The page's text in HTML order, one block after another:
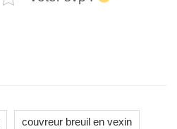
couvreur breuil en vexin